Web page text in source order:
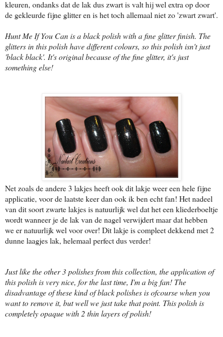
kleuren, ondanks dat de lak dus zwart is valt hij wel extra op door
de gekleurde fijne glitter en is het toch allemaal niet zo 'zwart zwart'.
Hunt Me If You Can is a black polish with a fine glitter finish. The
glitters in this polish have different colours, so this polish isn't just
'black black'. It's original because of the fine glitter, it's just
something else!
Net zoals de andere 3 lakjes heeft ook dit lakje weer een hele fijne
applicatie, voor de laatste keer dan ook ik ben echt fan! Het nadeel
van dit soort zwarte lakjes is natuurlijk wel dat het een kliederboeltje
wordt wanneer je de lak van de nagel verwijdert maar dat hebben
we er natuurlijk wel voor over! Dit lakje is compleet dekkend met 2
dunne laagjes lak, helemaal perfect dus verder!
Just like the other 3 polishes from this collection, the application of
this polish is very nice, for the last time, I'm a big fan! The
disadvantage of these kind of black polishes is ofcourse when you
want to remove it, but well we just take that point. This polish is
completely opaque with 2 thin layers of polish!